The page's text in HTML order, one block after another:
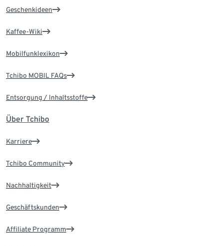
Geschenkideen
Kaffee-Wiki
Mobilfunklexikon
Tchibo MOBIL FAQs
Entsorgung / Inhaltsstoffe
Über Tchibo
Karriere
Tchibo Community
Nachhaltigkeit
Geschäftskunden
Affiliate Programm